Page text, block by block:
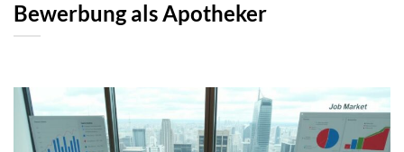
Bewerbung als Apotheker